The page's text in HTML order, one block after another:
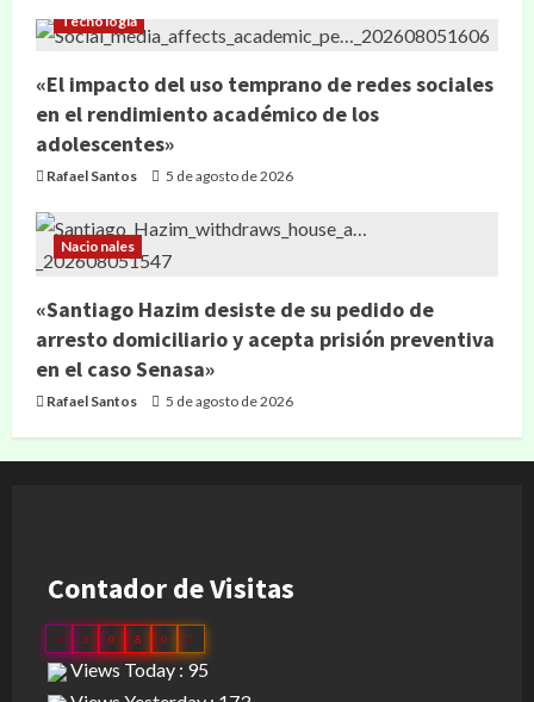
Tecnología
«El impacto del uso temprano de redes sociales
en el rendimiento académico de los
adolescentes»
Rafael Santos 5 de agosto de 2026
Nacionales
«Santiago Hazim desiste de su pedido de
arresto domiciliario y acepta prisión preventiva
en el caso Senasa»
Rafael Santos 5 de agosto de 2026
Contador de Visitas
0 3 0 8 0 7
Views Today : 95